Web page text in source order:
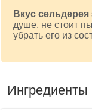
Вкус
душе, не стоит
убрать его из
Ингредиенты